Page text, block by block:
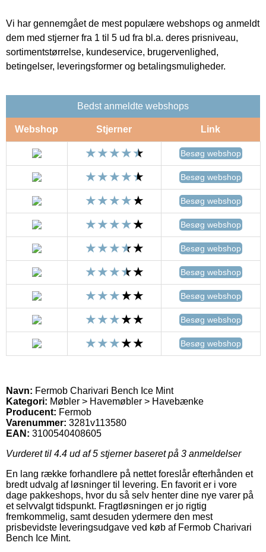
Vi har gennemgået de mest populære webshops og anmeldt
dem med stjerner fra 1 til 5 ud fra bl.a. deres prisniveau,
sortimentstørrelse, kundeservice, brugervenlighed,
betingelser, leveringsformer og betalingsmuligheder.
Bedst anmeldte webshops
Webshop Stjerner Link
Besøg webshop
Besøg webshop
Besøg webshop
Besøg webshop
Besøg webshop
Besøg webshop
Besøg webshop
Besøg webshop
Besøg webshop
Navn: Fermob Charivari Bench Ice Mint
Kategori: Møbler > Havemøbler > Havebænke
Producent: Fermob
Varenummer: 3281v113580
EAN: 3100540408605
Vurderet til 4.4 ud af 5 stjerner baseret på 3 anmeldelser
En lang række forhandlere på nettet foreslår efterhånden et
bredt udvalg af løsninger til levering. En favorit er i vore
dage pakkeshops, hvor du så selv henter dine nye varer på
et selvvalgt tidspunkt. Fragtløsningen er jo rigtig
fremkommelig, samt desuden ydermere den mest
prisbevidste leveringsudgave ved køb af Fermob Charivari
Bench Ice Mint.